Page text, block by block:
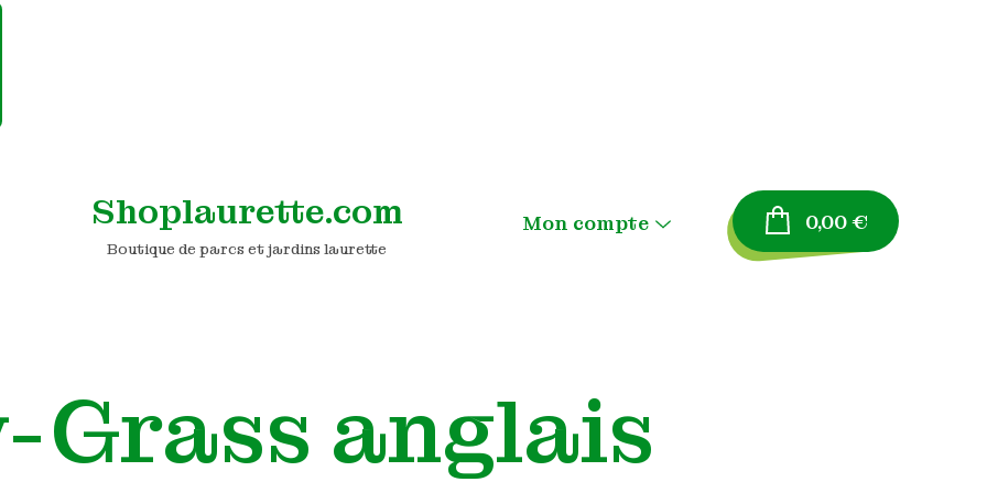
Shoplaurette.com
Boutique de parcs et jardins laurette
Mon compte Menu
0,00€
Grass anglais